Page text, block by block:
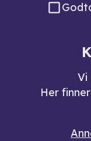
Vi
Her